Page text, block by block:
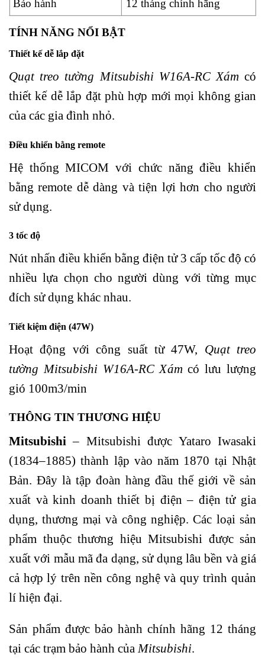
Bảo hành 12 tháng chính hãng
TÍNH NĂNG NỔI BẬT
Thiết kế dễ lắp đặt
Quạt treo tường Mitsubishi W16A-RC Xám có
thiết kế dễ lắp đặt phù hợp mới mọi không gian
của các gia đình nhỏ.
Điều khiển bằng remote
Hệ thống MICOM với chức năng điều khiển
bằng remote dễ dàng và tiện lợi hơn cho người
sử dụng.
3 tốc độ
Nút nhấn điều khiển bằng điện tử 3 cấp tốc độ có
nhiều lựa chọn cho người dùng với từng mục
đích sử dụng khác nhau.
Tiết kiệm điện (47W)
Hoạt động với công suất từ 47W, Quạt treo
tường Mitsubishi W16A-RC Xám có lưu lượng
gió 100m3/min
THÔNG TIN THƯƠNG HIỆU
Mitsubishi – Mitsubishi được Yataro Iwasaki
(1834–1885) thành lập vào năm 1870 tại Nhật
Bản. Đây là tập đoàn hàng đầu thế giới về sản
xuất và kinh doanh thiết bị điện – điện tử gia
dụng, thương mại và công nghiệp. Các loại sản
phẩm thuộc thương hiệu Mitsubishi được sản
xuất với mẫu mã đa dạng, sử dụng lâu bền và giá
cả hợp lý trên nền công nghệ và quy trình quản
lí hiện đại.
Sản phẩm được bảo hành chính hãng 12 tháng
tại các trạm bảo hành của Mitsubishi.